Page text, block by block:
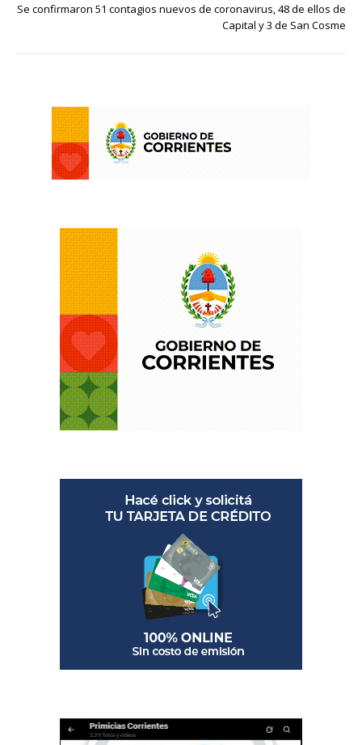
Se confirmaron 51 contagios nuevos de coronavirus, 48 de ellos de
Capital y 3 de San Cosme